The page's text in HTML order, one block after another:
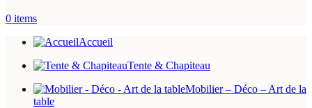
0 items
Accueil
Tente & Chapiteau
Mobilier – Déco – Art de la
table